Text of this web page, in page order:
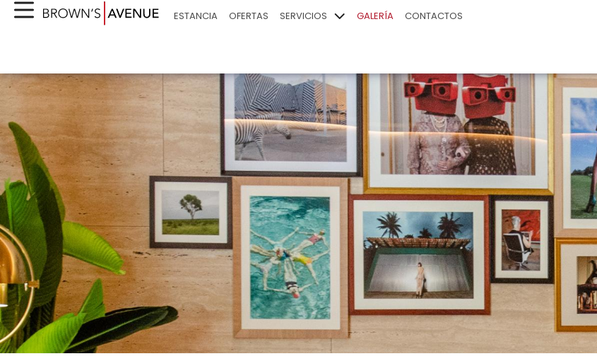
ESTANCIA OFERTAS SERVICIOS GALERÍA CONTACTOS